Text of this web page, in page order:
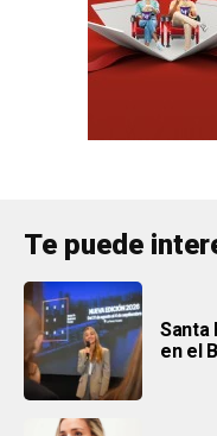
Te puede
Santa
en el